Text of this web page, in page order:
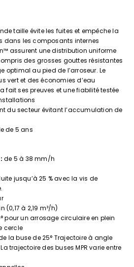
taille évite les fuites et empêche la
dans les composants internes
assurent une distribution uniforme
des grosses gouttes résistantes
optimal au pied de l’arroseur. Le
vert et des économies d’eau
fait ses preuves et une fiabilité testée
du secteur évitant l’accumulation de
de 5 ans
de 5 à 38 mm/h
jusqu’à 25 % avec la vis de
(0,17 à 2,19 m³/h)
pour un arrosage circulaire en plein
cercle
la buse de 25° Trajectoire à angle
trajectoire des buses MPR varie entre